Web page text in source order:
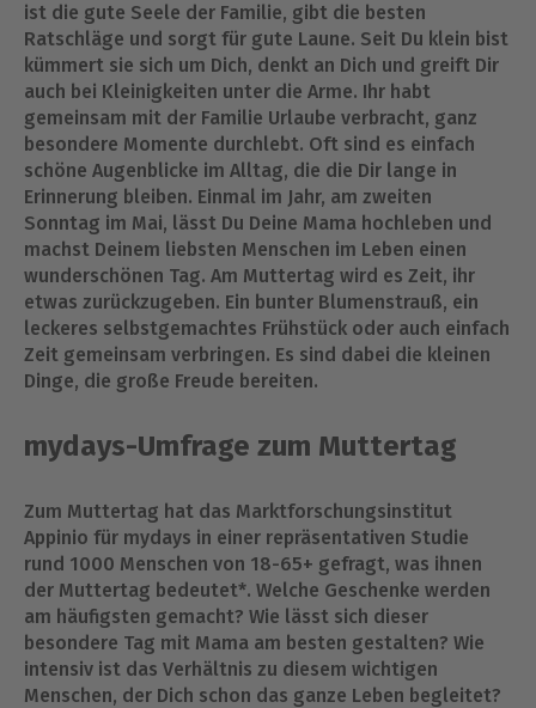
ist die gute Seele der Familie, gibt die besten
Ratschläge und sorgt für gute Laune. Seit Du klein bist
kümmert sie sich um Dich, denkt an Dich und greift Dir
auch bei Kleinigkeiten unter die Arme. Ihr habt
gemeinsam mit der Familie Urlaube verbracht, ganz
besondere Momente durchlebt. Oft sind es einfach
schöne Augenblicke im Alltag, die die Dir lange in
Erinnerung bleiben. Einmal im Jahr, am zweiten
Sonntag im Mai, lässt Du Deine Mama hochleben und
machst Deinem liebsten Menschen im Leben einen
wunderschönen Tag. Am Muttertag wird es Zeit, ihr
etwas zurückzugeben. Ein bunter Blumenstrauß, ein
leckeres selbstgemachtes Frühstück oder auch einfach
Zeit gemeinsam verbringen. Es sind dabei die kleinen
Dinge, die große Freude bereiten.
mydays-Umfrage zum Muttertag
Zum Muttertag hat das Marktforschungsinstitut
Appinio für mydays in einer repräsentativen Studie
rund 1000 Menschen von 18-65+ gefragt, was ihnen
der Muttertag bedeutet*. Welche Geschenke werden
am häufigsten gemacht? Wie lässt sich dieser
besondere Tag mit Mama am besten gestalten? Wie
intensiv ist das Verhältnis zu diesem wichtigen
Menschen, der Dich schon das ganze Leben begleitet?